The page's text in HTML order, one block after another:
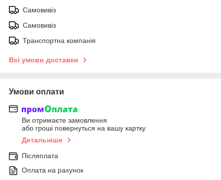
Самовивіз
Самовивіз
Транспортна компанія
Всі умови доставки
Умови оплати
Ви отримаєте замовлення
або гроші повернуться на вашу картку
Детальніше
Післяплата
Оплата на рахунок